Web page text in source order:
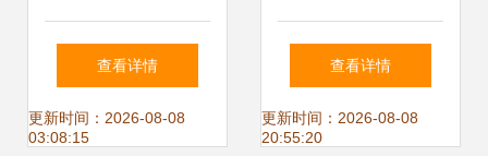
子产品参考信息
查看详情
更新时间：2026-08-08
03:08:15
植指南与产品选购
全攻略
查看详情
更新时间：2026-08-08
20:55:20